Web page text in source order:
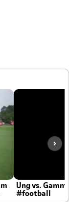
Ung vs.
#football